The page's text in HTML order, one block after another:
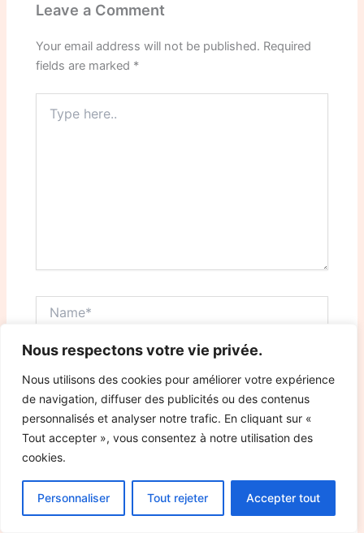
Nous respectons votre vie privée.
Nous utilisons des cookies pour améliorer votre expérience
de navigation, diffuser des publicités ou des contenus
personnalisés et analyser notre trafic. En cliquant sur «
Tout accepter », vous consentez à notre utilisation des
cookies.
Personnaliser Tout rejeter Accepter tout
Leave a Comment
Your email address will not be published. Required
fields are marked *
here..
Website
Save my name, email, and website in this browser
for the next time I comment.